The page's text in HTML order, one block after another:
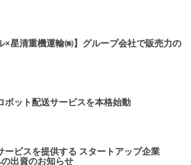
×星清重機運輸㈱】グループ会社で販売力の
ボット配送サービスを本格始動
ービスを提供する スタートアップ企業
出資のお知らせ